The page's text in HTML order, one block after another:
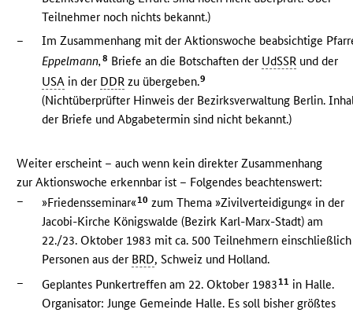
Teilnehmer noch nichts bekannt.)
–
Im Zusammenhang mit der Aktionswoche beabsichtige
Eppelmann,8 Briefe an die Botschaften der UdSSR und der
USA in der DDR zu übergeben.9
(Nichtüberprüfter Hinweis der Bezirksverwaltung Berlin.
der Briefe und Abgabetermin sind nicht bekannt.)
Weiter erscheint – auch wenn kein direkter Zusammenhang
zur Aktionswoche erkennbar ist – Folgendes beachtenswert:
–
»Friedensseminar«10 zum Thema »Zivilverteidigung« in der
Jacobi-Kirche Königswalde (Bezirk Karl-Marx-Stadt) am
22./23. Oktober 1983 mit ca. 500 Teilnehmern einschließlich
Personen aus der BRD, Schweiz und Holland.
–
Geplantes Punkertreffen am 22. Oktober 198311 in Halle.
Organisator: Junge Gemeinde Halle. Es soll bisher größtes